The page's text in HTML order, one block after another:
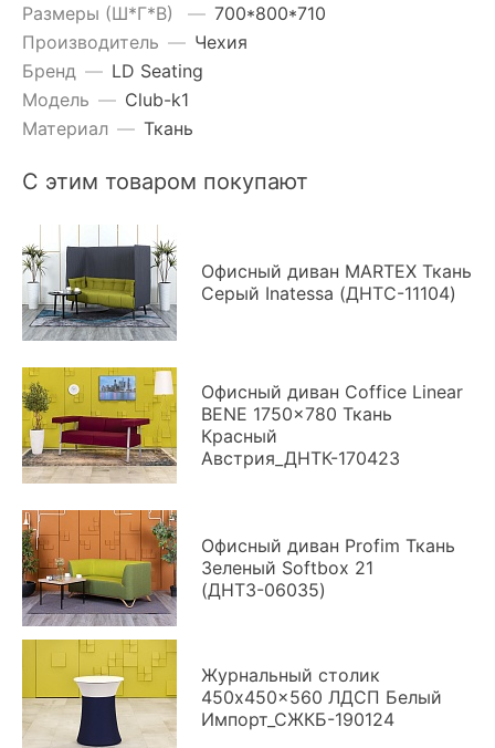
Размеры (Ш*Г*В) — 700*800*710
Производитель — Чехия
Бренд — LD Seating
Модель — Club-k1
Материал — Ткань
С этим товаром покупают
Офисный диван MARTEX Ткань
Серый Inatessa (ДНТС-11104)
Офисный диван Coffice Linear
BENE 1750x780 Ткань
Красный
Австрия_ДНТК-170423
Офисный диван Profim Ткань
Зеленый Softbox 21
(ДНТЗ-06035)
Журнальный столик
450x450x560 ЛДСП Белый
Импорт_СЖКБ-190124